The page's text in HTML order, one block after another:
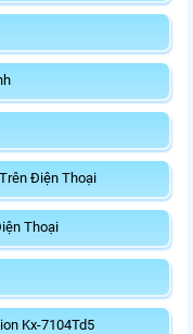
Điện Thoại
Thoại
Kx-7104Td5